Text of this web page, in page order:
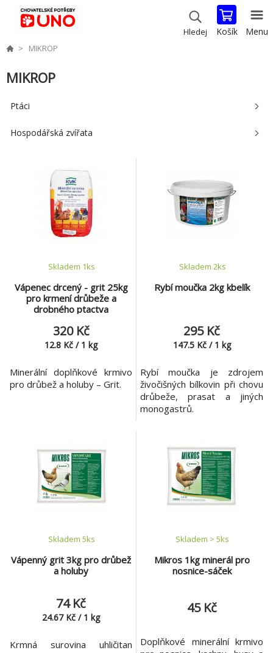
Hledej Košík Menu
MIKROP
MIKROP
Ptáci
Hospodářská zvířata
Vápenec drcený - grit 25kg
pro krmení drůbeže a
drobného ptactva
Skladem 1ks
320 Kč
12.8 Kč / 1 kg
Minerální doplňkové krmivo
pro drůbež a holuby – Grit.
Rybí moučka 2kg kbelík
Skladem 2ks
295 Kč
147.5 Kč / 1 kg
Rybí moučka je zdrojem
živočišných bílkovin při chovu
drůbeže, prasat a jiných
monogastrů.
Vápenný grit 3kg pro drůbež
a holuby
Skladem 5ks
74 Kč
24.67 Kč / 1 kg
Krmná surovina uhličitan
Mikros 1kg minerál pro
nosnice-sáček
Skladem > 5ks
45 Kč
Doplňkové minerální krmivo